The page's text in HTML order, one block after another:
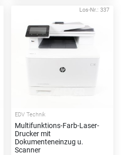
Los-Nr.: 337
EDV Technik
Multifunktions-Farb-Laser-
Drucker mit
Dokumenteneinzug u.
Scanner